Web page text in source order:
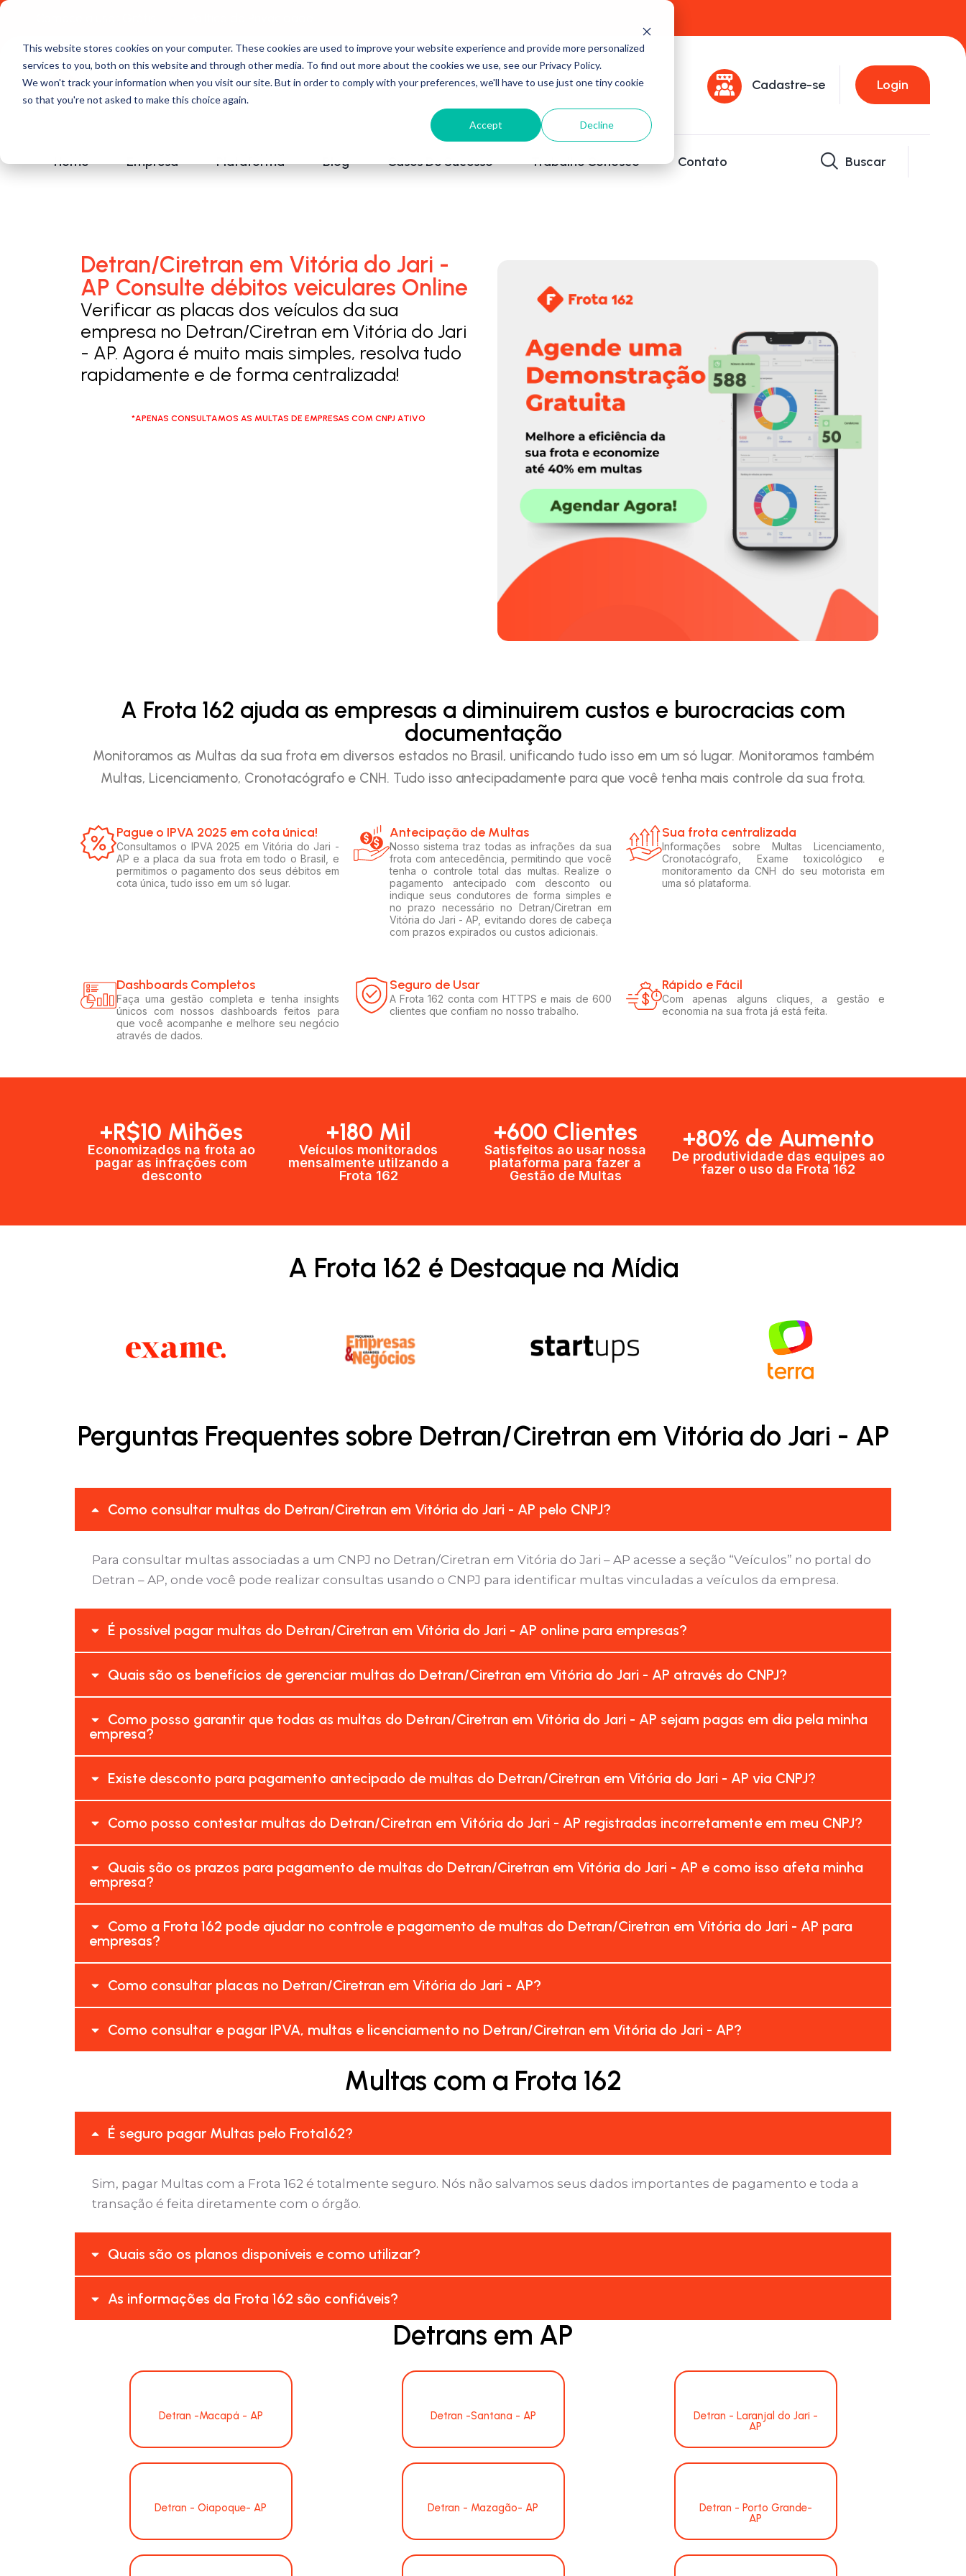
This website stores cookies on your computer. These cookies are used to improve your website experience and provide more personalized
services to you, both on this website and through other media. To find out more about the cookies we use, see our Privacy Policy.
We won't track your information when you visit our site. But in order to comply with your preferences, we'll have to use just one tiny cookie
so that you're not asked to make this choice again.
Accept Decline
Cadastre-se Login
Home Empresa Plataforma Blog Cases De Sucesso Trabalhe Conosco Contato Buscar
Detran/Ciretran em Vitória do Jari -
AP Consulte débitos veiculares Online
Verificar as placas dos veículos da sua
empresa no Detran/Ciretran em Vitória do Jari
- AP. Agora é muito mais simples, resolva tudo
rapidamente e de forma centralizada!
*APENAS CONSULTAMOS AS MULTAS DE EMPRESAS COM CNPJ ATIVO
A Frota 162 ajuda as empresas a diminuirem custos e burocracias com
documentação
Monitoramos as Multas da sua frota em diversos estados no Brasil, unificando tudo isso em um só lugar. Monitoramos também
Multas, Licenciamento, Cronotacógrafo e CNH. Tudo isso antecipadamente para que você tenha mais controle da sua frota.
Pague o IPVA 2025 em cota única!​
Consultamos o IPVA 2025 em Vitória do Jari -
AP e a placa da sua frota em todo o Brasil, e
permitimos o pagamento dos seus débitos em
cota única, tudo isso em um só lugar.
Antecipação de Multas
Nosso sistema traz todas as infrações da sua
frota com antecedência, permitindo que você
tenha o controle total das multas. Realize o
pagamento antecipado com desconto ou
indique seus condutores de forma simples e
no prazo necessário no Detran/Ciretran em
Vitória do Jari - AP, evitando dores de cabeça
com prazos expirados ou custos adicionais.
Sua frota centralizada​
Informações sobre Multas Licenciamento,
Cronotacógrafo, Exame toxicológico e
monitoramento da CNH do seu motorista em
uma só plataforma.
Dashboards Completos​​
Faça uma gestão completa e tenha insights
únicos com nossos dashboards feitos para
que você acompanhe e melhore seu negócio
através de dados.
Seguro de Usar​
A Frota 162 conta com HTTPS e mais de 600
clientes que confiam no nosso trabalho.
Rápido e Fácil​
Com apenas alguns cliques, a gestão e
economia na sua frota já está feita.
+R$10 Mihões
Economizados na frota ao
pagar as infrações com
desconto
+180 Mil
Veículos monitorados
mensalmente utilzando a
Frota 162
+600 Clientes​
Satisfeitos ao usar nossa
plataforma para fazer a
Gestão de Multas​
+80% de Aumento
De produtividade das equipes ao
fazer o uso da Frota 162​
A Frota 162 é Destaque na Mídia
Perguntas Frequentes sobre Detran/Ciretran em Vitória do Jari - AP
Como consultar multas do Detran/Ciretran em Vitória do Jari - AP pelo CNPJ?
Para consultar multas associadas a um CNPJ no Detran/Ciretran em Vitória do Jari – AP acesse a seção “Veículos” no portal do
Detran – AP, onde você pode realizar consultas usando o CNPJ para identificar multas vinculadas a veículos da empresa.
É possível pagar multas do Detran/Ciretran em Vitória do Jari - AP online para empresas?
Quais são os benefícios de gerenciar multas do Detran/Ciretran em Vitória do Jari - AP através do CNPJ?
Como posso garantir que todas as multas do Detran/Ciretran em Vitória do Jari - AP sejam pagas em dia pela minha
empresa?
Existe desconto para pagamento antecipado de multas do Detran/Ciretran em Vitória do Jari - AP via CNPJ?
Como posso contestar multas do Detran/Ciretran em Vitória do Jari - AP registradas incorretamente em meu CNPJ?
Quais são os prazos para pagamento de multas do Detran/Ciretran em Vitória do Jari - AP e como isso afeta minha
empresa?
Como a Frota 162 pode ajudar no controle e pagamento de multas do Detran/Ciretran em Vitória do Jari - AP para
empresas?
Como consultar placas no Detran/Ciretran em Vitória do Jari - AP?
Como consultar e pagar IPVA, multas e licenciamento no Detran/Ciretran em Vitória do Jari - AP?
Multas com a Frota 162
É seguro pagar Multas pelo Frota162?
Sim, pagar Multas com a Frota 162 é totalmente seguro. Nós não salvamos seus dados importantes de pagamento e toda a
transação é feita diretamente com o órgão.
Quais são os planos disponíveis e como utilizar?
As informações da Frota 162 são confiáveis?
Detrans em AP
Detran -Macapá - AP Detran -Santana - AP
Detran - Laranjal do Jari -
AP
Detran - Oiapoque- AP Detran - Mazagão- AP
Detran - Porto Grande-
AP